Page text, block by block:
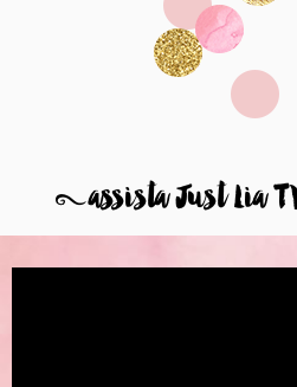
8assista Just Lia